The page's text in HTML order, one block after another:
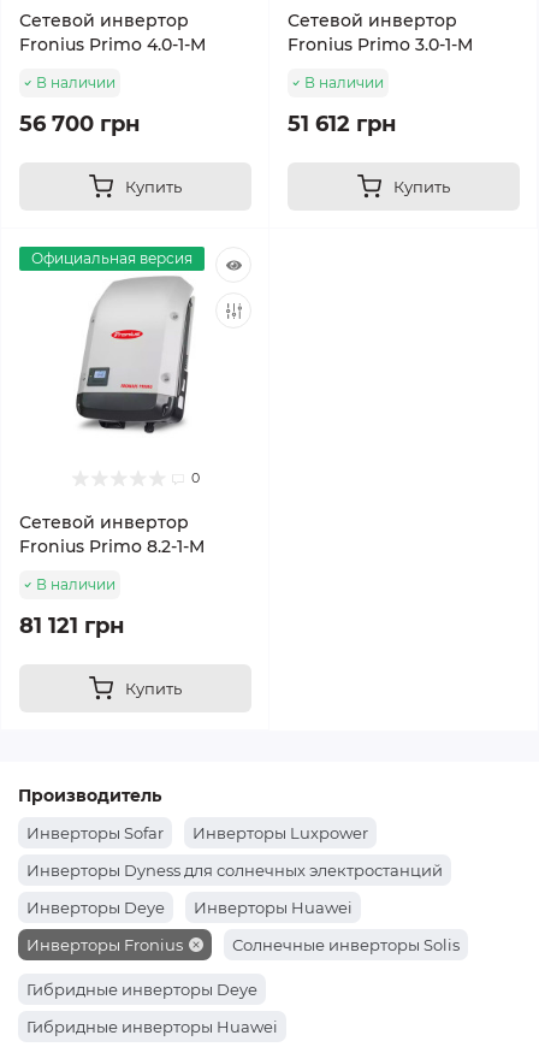
Сетевой инвертор
Fronius Primo 4.0-1-M
В наличии
56 700 грн
Купить
Сетевой инвертор
Fronius Primo 3.0-1-M
В наличии
51 612 грн
Купить
Официальная версия
0
Сетевой инвертор
Fronius Primo 8.2-1-M
В наличии
81 121 грн
Купить
Производитель
Инверторы Sofar
Инверторы Luxpower
Инверторы Dyness для солнечных электростанций
Инверторы Deye
Инверторы Huawei
Инверторы Fronius
Солнечные инверторы Solis
Солнечные инверторы Victron Energy
Гибридные инверторы Deye
Гибридные инверторы Huawei